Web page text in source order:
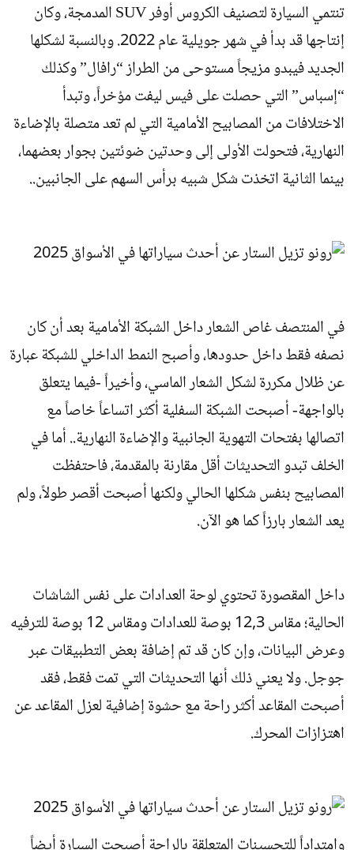
تنتمي السيارة لتصنيف الكروس أوفر SUV المدمجة، وكان
إنتاجها قد بدأ في شهر جويلية عام 2022. وبالنسبة لشكلها
الجديد فيبدو مزيجاً مستوحى من الطراز “رافال” وكذلك
“إسباس” التي حصلت على فيس ليفت مؤخراً، وتبدأ
الاختلافات من المصابيح الأمامية التي لم تعد متصلة بالإضاءة
النهارية، فتحولت الأولى إلى وحدتين ضوئتين بجوار بعضهما،
بينما الثانية اتخذت شكل شبيه برأس السهم على الجانبين..
في المنتصف غاص الشعار داخل الشبكة الأمامية بعد أن كان
نصفه فقط داخل حدودها، وأصبح النمط الداخلي للشبكة عبارة
عن ظلال مكررة لشكل الشعار الماسي، وأخيراً -فيما يتعلق
بالواجهة- أصبحت الشبكة السفلية أكثر اتساعاً خاصاً مع
اتصالها بفتحات التهوية الجانبية والإضاءة النهارية.. أما في
الخلف تبدو التحديثات أقل مقارنة بالمقدمة، فاحتفظت
المصابيح بنفس شكلها الحالي ولكنها أصبحت أقصر طولاً، ولم
يعد الشعار بارزاً كما هو الآن.
داخل المقصورة تحتوي لوحة العدادات على نفس الشاشات
الحالية؛ مقاس 12,3 بوصة للعدادات ومقاس 12 بوصة للترفيه
وعرض البيانات، وإن كان قد تم إضافة بعض التطبيقات عبر
جوجل. ولا يعني ذلك أنها التحديثات التي تمت فقط، فقد
أصبحت المقاعد أكثر راحة مع حشوة إضافية لعزل المقاعد عن
اهتزازات المحرك.